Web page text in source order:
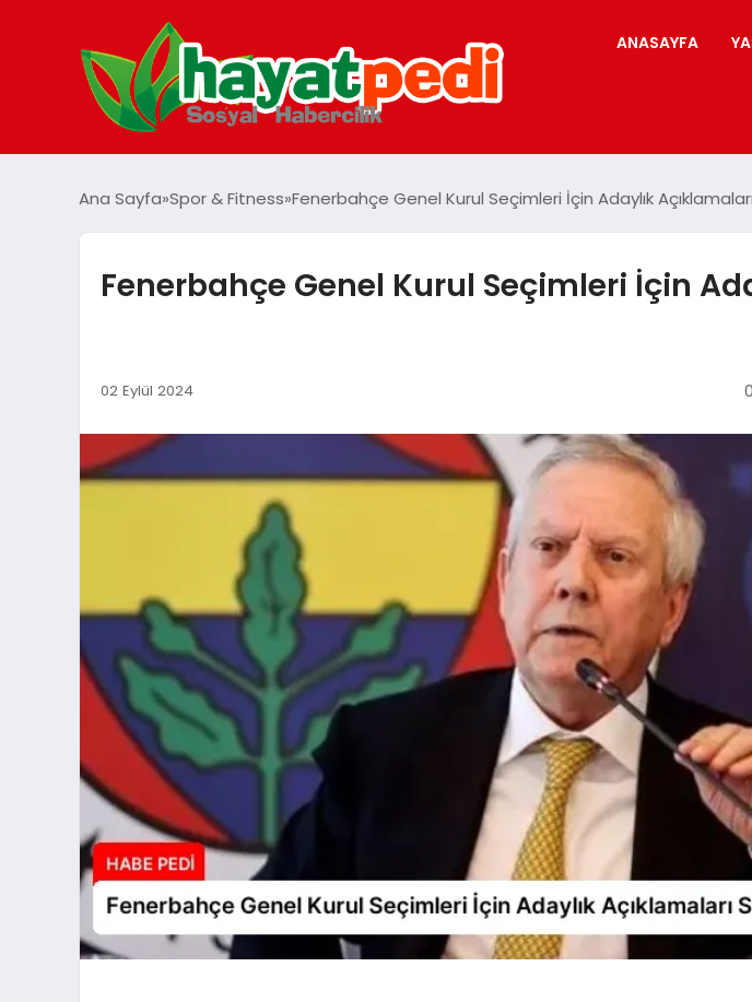
ANASAYFA
Ana Sayfa Spor & Fitness Fenerbahçe Genel Kurul Seçimleri İçin Adaylık
Fenerbahçe Genel Kurul Seçimleri İçin
02 Eylül 2024